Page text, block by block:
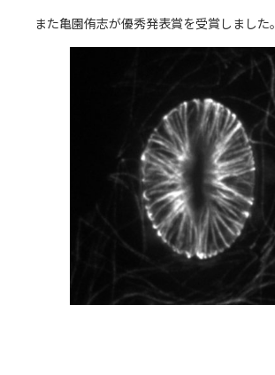
また亀園侑志が優秀発表賞を受賞しました。